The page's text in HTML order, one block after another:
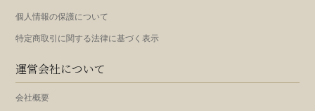
個人情報の保護について
特定商取引に関する法律に基づく表示
運営会社について
会社概要